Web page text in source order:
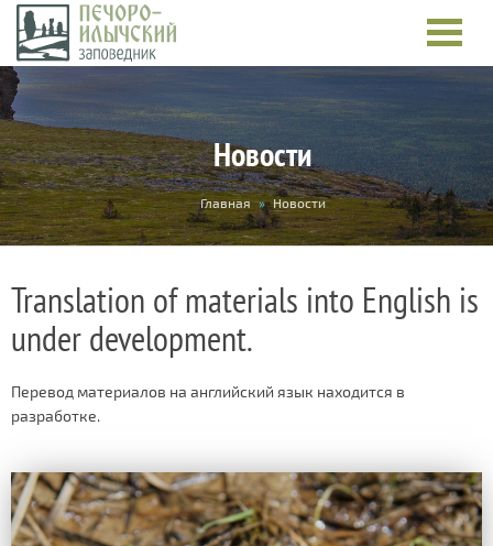
Новости
You
are
here
Главная » Новости
Translation of materials into English is
under development.
Перевод материалов на английский язык находится в
разработке.